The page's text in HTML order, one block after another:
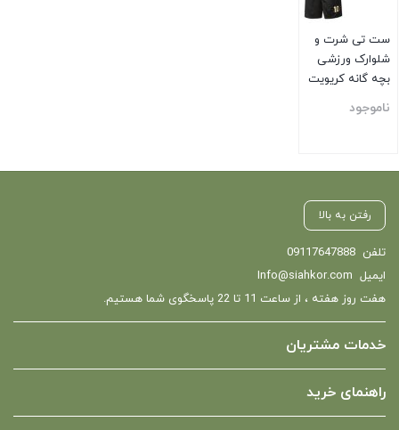
ست تی شرت و
شلوارک ورزشی
بچه گانه کریویت
ناموجود
رفتن به بالا
تلفن 09117647888
ایمیل Info@siahkor.com
هفت روز هفته ، از ساعت 11 تا 22 پاسخگوی شما هستیم.
خدمات مشتریان
راهنمای خرید